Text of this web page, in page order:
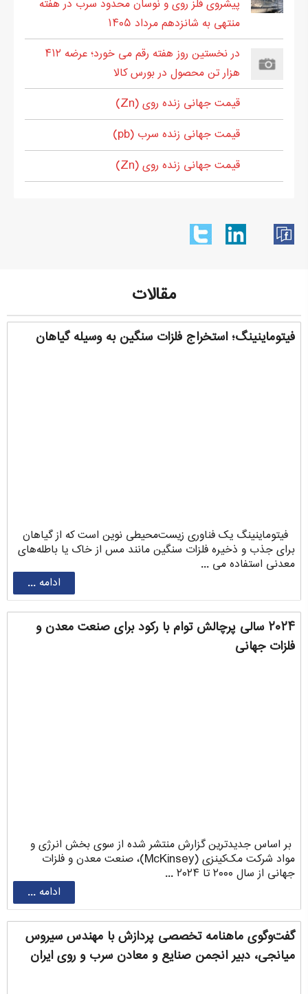
پیشروی فلز روی و نوسان محدود سرب در هفته
منتهی به شانزدهم مرداد ۱۴۰۵
در نخستین روز هفته رقم می خورد؛ عرضه ۴۱۲
هزار تن محصول در بورس کالا
قیمت جهانی زنده روی (Zn)
قیمت جهانی زنده سرب (pb)
قیمت جهانی زنده روی (Zn)
مقالات
فیتوماینینگ؛ استخراج فلزات سنگین به وسیله گیاهان
فیتوماینینگ یک فناوری زیست‌محیطی نوین است که از گیاهان
برای جذب و ذخیره فلزات سنگین مانند مس از خاک یا باطله‌های
معدنی استفاده می ...
ادامه ...
۲۰۲۴ سالی پرچالش توام با رکود برای صنعت معدن و
فلزات جهانی
بر اساس جدیدترین گزارش منتشر شده از سوی بخش انرژی و
مواد شرکت مک‌کینزی (McKinsey)، صنعت معدن و فلزات
جهانی از سال ۲۰۰۰ تا ۲۰۲۴ ...
ادامه ...
گفت‌وگوی ماهنامه تخصصی پردازش با مهندس سیروس
‌میانجی، دبیر انجمن صنایع و معادن سرب و روی ایران